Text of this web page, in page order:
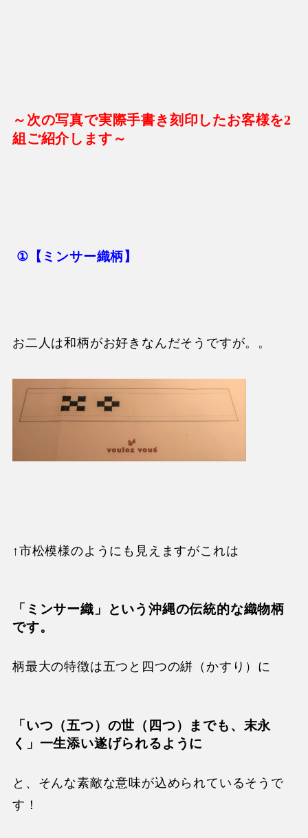
～次の写真で実際手書き刻印したお客様を2
組ご紹介します～
① 【ミンサー織柄】
お二人は和柄がお好きなんだそうですが。。
↑市松模様のようにも見えますがこれは
「ミンサー織」
という沖縄の伝統的な織物柄
です。
柄最大の特徴は五つと四つの絣（かすり）に
「いつ（五つ）の世（四つ）までも、末永
く」 一生添い遂げられるように
と、そんな素敵な意味が込められているそうで
す！